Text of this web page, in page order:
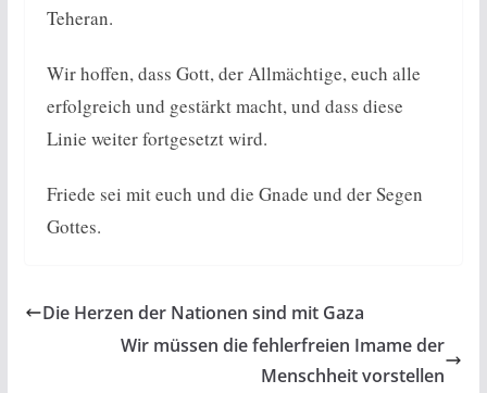
Teheran.
Wir hoffen, dass Gott, der Allmächtige, euch alle
erfolgreich und gestärkt macht, und dass diese
Linie weiter fortgesetzt wird.
Friede sei mit euch und die Gnade und der Segen
Gottes.
Die Herzen der Nationen sind mit Gaza
Wir müssen die fehlerfreien Imame der
Menschheit vorstellen